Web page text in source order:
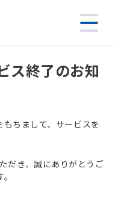
ス終了のお知
ちまして、サービスを
だき、誠にありがとうご